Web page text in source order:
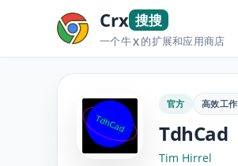
Crx 搜搜
一个牛X的扩展和应用商店
官方 高效工作
TdhCad
Tim Hirrel